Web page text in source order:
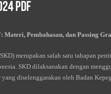
Pdf
Materi, Pembahasan, dan Passing
merupakan salah satu tahapan
SKD dilaksanakan dengan
diselenggarakan oleh Badan